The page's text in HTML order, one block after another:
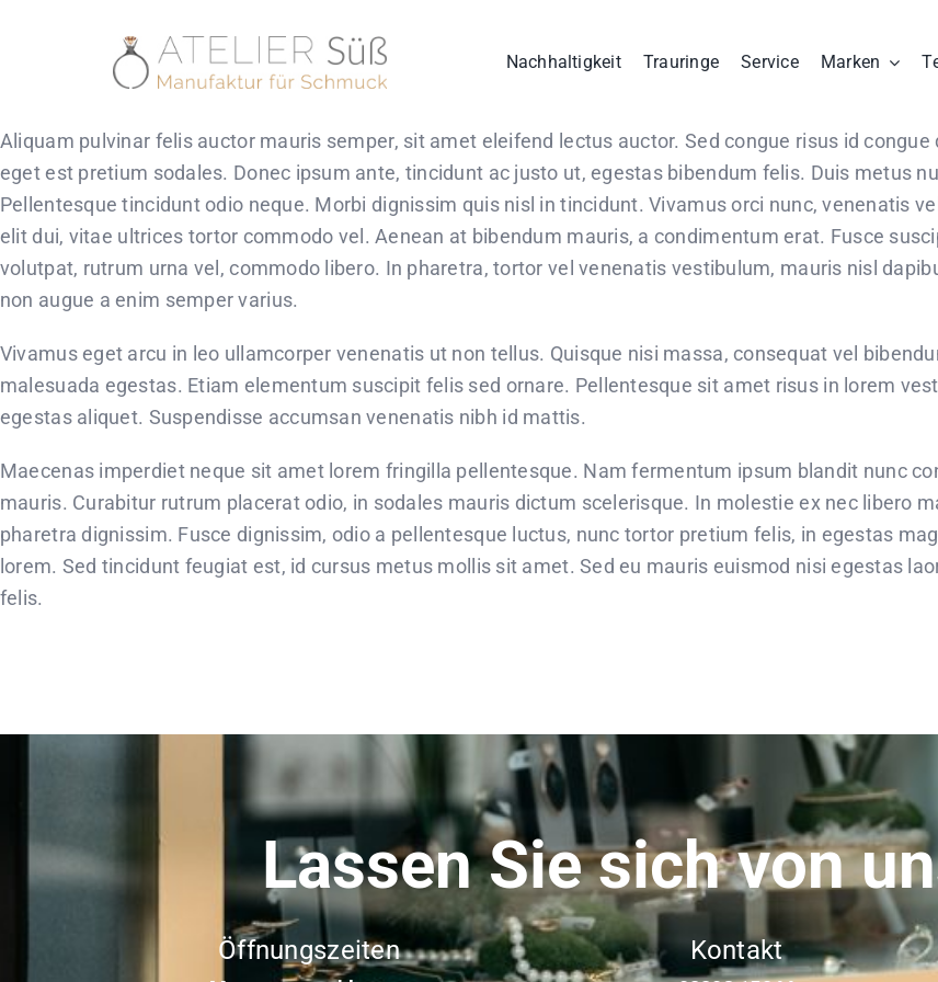
Nachhaltigkeit Trauringe Service Marken
Aliquam pulvinar felis auctor mauris semper, sit amet eleifend lectus auctor. Sed congue risus id
eget est pretium sodales. Donec ipsum ante, tincidunt ac justo ut, egestas bibendum felis. Duis metus
Pellentesque tincidunt odio neque. Morbi dignissim quis nisl in tincidunt. Vivamus orci nunc, venenatis
elit dui, vitae ultrices tortor commodo vel. Aenean at bibendum mauris, a condimentum erat. Fusce
volutpat, rutrum urna vel, commodo libero. In pharetra, tortor vel venenatis vestibulum, mauris nisl
non augue a enim semper varius.
Vivamus eget arcu in leo ullamcorper venenatis ut non tellus. Quisque nisi massa, consequat vel
malesuada egestas. Etiam elementum suscipit felis sed ornare. Pellentesque sit amet risus in lorem
egestas aliquet. Suspendisse accumsan venenatis nibh id mattis.
Maecenas imperdiet neque sit amet lorem fringilla pellentesque. Nam fermentum ipsum blandit nunc
mauris. Curabitur rutrum placerat odio, in sodales mauris dictum scelerisque. In molestie ex nec libero
pharetra dignissim. Fusce dignissim, odio a pellentesque luctus, nunc tortor pretium felis, in egestas
lorem. Sed tincidunt feugiat est, id cursus metus mollis sit amet. Sed eu mauris euismod nisi egestas
felis.
Lassen Sie sich von
Öffnungszeiten Kontakt